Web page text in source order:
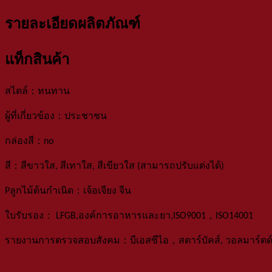
รายละเอียดผลิตภัณฑ์
แท็กสินค้า
สไตล์ ： ทนทาน
ผู้ที่เกี่ยวข้อง ： ประชาชน
กล่องสี ： no
สี ： สีขาวใส, สีเทาใส, สีเขียวใส (สามารถปรับแต่งได้)
Pลูกไม้ต้นกำเนิด ： เจ้อเจียง จีน
ใบรับรอง ： LFGB,องค์การอาหารและยา,ISO9001 ， ISO14001
รายงานการตรวจสอบสังคม ： บีเอสซีไอ ， สตาร์บัคส์, วอลมาร์ต